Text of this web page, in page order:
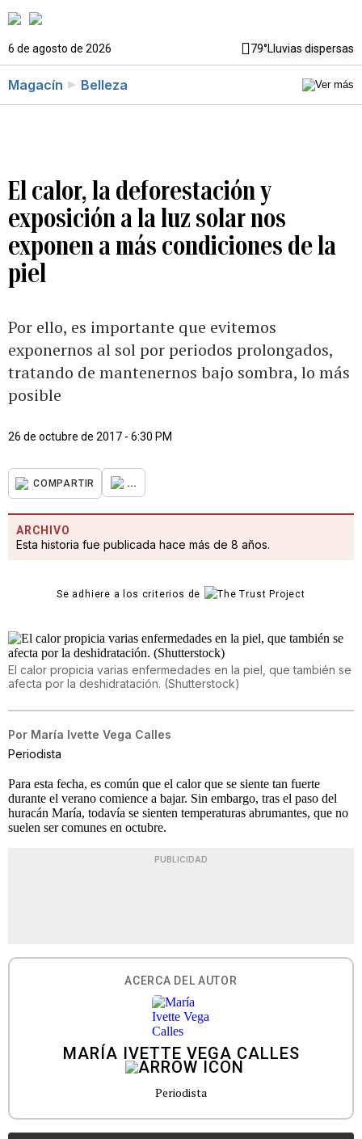
6 de agosto de 2026 79°Lluvias dispersas
Magacín Belleza
El calor, la deforestación y
exposición a la luz solar nos
exponen a más condiciones de la
piel
Por ello, es importante que evitemos
exponernos al sol por periodos prolongados,
tratando de mantenernos bajo sombra, lo más
posible
26 de octubre de 2017 - 6:30 PM
COMPARTIR ...
ARCHIVO
Esta historia fue publicada hace más de 8 años.
Se adhiere a los criterios de
El calor propicia varias enfermedades en la piel, que también se
afecta por la deshidratación. (Shutterstock)
Por María Ivette Vega Calles
Periodista
Para esta fecha, es común que el calor que se siente tan fuerte
durante el verano comience a bajar. Sin embargo, tras el paso del
huracán María, todavía se sienten temperaturas abrumantes, que no
suelen ser comunes en octubre.
PUBLICIDAD
ACERCA DEL AUTOR
MARÍA IVETTE VEGA CALLES
Periodista